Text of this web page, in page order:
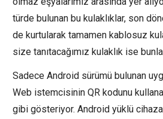
türde bulunan bu kulaklıklar, son
de kurtularak tamamen kablosuz
size tanıtacağımız kulaklık ise
Sadece Android sürümü bulunan
Web istemcisinin QR kodunu
gibi gösteriyor. Android yüklü